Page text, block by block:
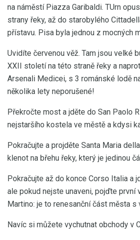
na náměstí Piazza Garibaldi. TUrn
strany řeky, až do starobylého
přístavu. Pisa byla jednou z mocných
Uvidíte červenou věž. Tam jsou velké
XXII století na této straně řeky a
Arsenali Medicei, s 3 románské lodě
několika lety neporušené!
Překročte most a jděte do San Paolo
nejstaršího kostela ve městě a kdysi
Pokračujte a projděte Santa Maria
klenot na břehu řeky, který je jedinou
Pokračujte až do konce Corso Italia a
ale pokud nejste unaveni, pojďte první
Martino: je to renesanční část města s
Navíc si můžete vychutnat obchody v